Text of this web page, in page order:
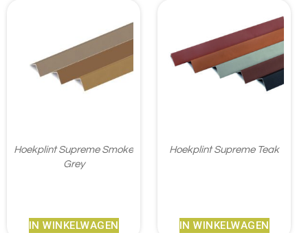
Hoekplint Supreme Smoke
Grey
IN WINKELWAGEN
Hoekplint Supreme Teak
IN WINKELWAGEN